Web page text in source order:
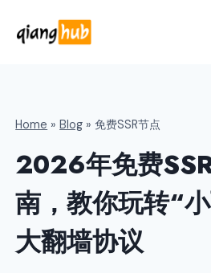
Home »Blog »免费SSR节点
2026年免费
南，教你玩转“
大翻墙协议